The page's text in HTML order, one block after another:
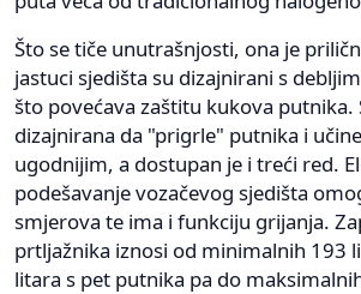
Što se tiče unutrašnjosti, ona je
jastuci sjedišta su dizajnirani s
što povećava zaštitu kukova putnika.
dizajnirana da "prigrle" putnika i
ugodnijim, a dostupan je i treći red.
podešavanje vozačevog sjedišta
smjerova te ima i funkciju grijanja.
prtljažnika iznosi od minimalnih 193
litara s pet putnika pa do